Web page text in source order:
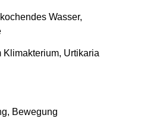
Wasser,
Klimakterium, Urtikaria
Bewegung